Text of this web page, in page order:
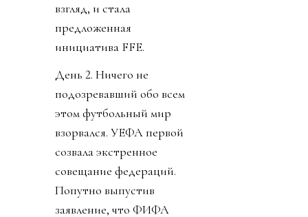
взгляд, и стала
предложенная
инициатива FFE.
День 2. Ничего не
подозревавший обо всем
этом футбольный мир
взорвался. УЕФА первой
созвала экстренное
совещание федераций.
Попутно выпустив
заявление, что ФИФА